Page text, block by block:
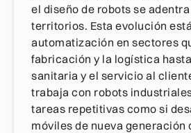
el diseño de robots se
territorios. Esta evolución
automatización en sectores
fabricación y la logística
sanitaria y el servicio al
trabaja con robots
tareas repetitivas como si
móviles de nueva generación